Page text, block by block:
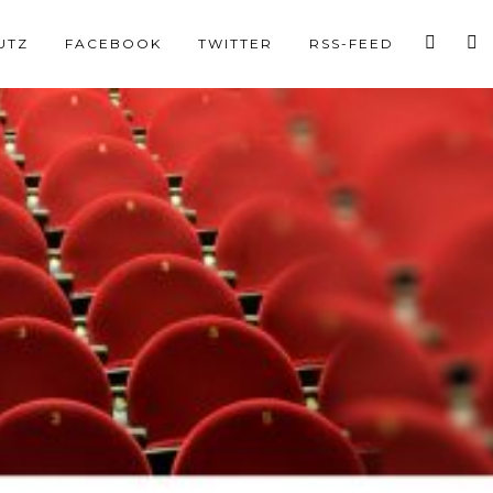
FACEBOOK TWITTER RSS-FEED